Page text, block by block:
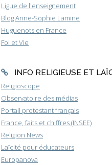
Ligue de l'enseignement
Blog Anne-Sophie Lamine
Huguenots en France
Foi et Vie
INFO RELIGIEUSE ET
Religioscope
Observatoire des médias
Portail protestant français
France, faits et chiffres (INSEE)
Religion News
Laïcité pour éducateurs
Europanova